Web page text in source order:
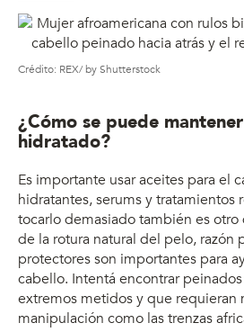
Crédito: REX/ by Shutterstock
¿Cómo se puede
hidratado?
Es importante usar aceites para el
hidratantes, serums y tratamientos
tocarlo demasiado también es otro
de la rotura natural del pelo, razón
protectores son importantes para
cabello. Intentá encontrar
extremos metidos y que requieran
manipulación como las trenzas